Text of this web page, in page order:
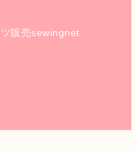
販売sewingnet